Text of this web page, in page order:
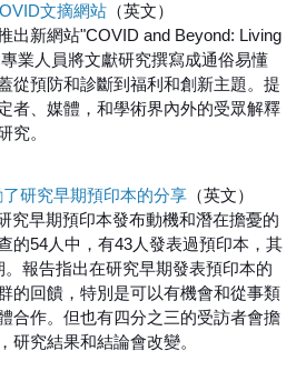
文摘網站 （英文）
出新網站"COVID and Beyond: Living
業人員將文獻研究撰寫成通俗易懂
從預防和診斷到福利和創新主題。提
者、媒體，和學術界內外的受眾解釋
究。
研究早期預印本的分享 （英文）
究早期預印本發布動機和潛在擔憂的
的54人中，有43人發表過預印本，其
報告指出在研究早期發表預印本的
的回饋，特別是可以有機會和從事類
合作。但也有四分之三的受訪者會擔
研究結果和結論會改變。